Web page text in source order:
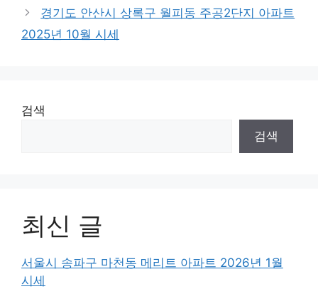
경기도 안산시 상록구 월피동 주공2단지 아파트
2025년 10월 시세
검색
검색
최신 글
서울시 송파구 마천동 메리트 아파트 2026년 1월
시세